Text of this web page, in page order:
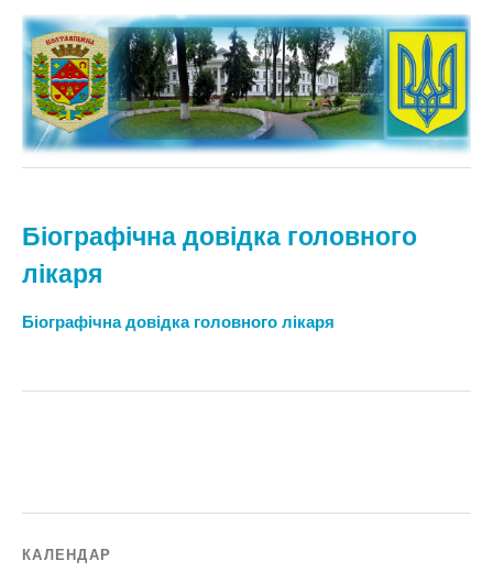
Біографічна довідка головного
лікаря
Біографічна довідка головного лікаря
КАЛЕНДАР